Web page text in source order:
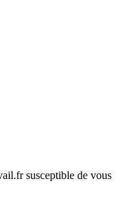
susceptible de vous